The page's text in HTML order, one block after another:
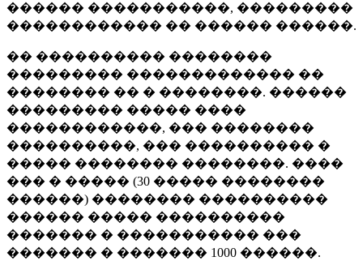
������ �����������, ���������
������������ �� ������ ������.
�� ���������� ��������
��������� ������������� ��
�������� �� � ��������. ������
��������� ����� ����
������������, ��� ��������
����������, ��� ���������� �
����� �������� ��������. ����
��� � ����� (30 ����� ��������
������) �������� ����������
������ ����� ����������
������� � ����������� ���
������� � ������� 1000 ������.